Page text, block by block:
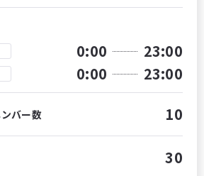
0:00 23:00
0:00 23:00
バー数 10
30